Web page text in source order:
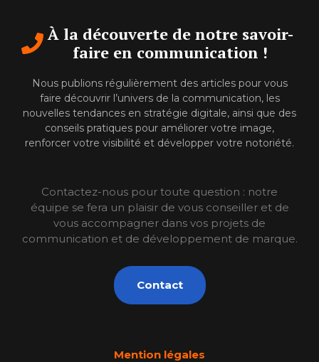
À la découverte de notre savoir-
faire en communication !
Nous publions régulièrement des articles pour vous
faire découvrir l’univers de la communication, les
nouvelles tendances en stratégie digitale, ainsi que des
conseils pratiques pour améliorer votre image,
renforcer votre visibilité et développer votre notoriété.
Contactez-nous pour toute question : notre
équipe se fera un plaisir de vous conseiller et de
vous accompagner dans vos projets de
communication et de développement de marque.
Contact
Mention légales